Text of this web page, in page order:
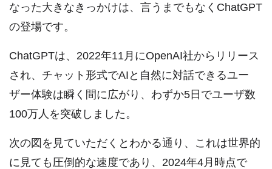
なった大きなきっかけは、言うまでもなくChatGPT
の登場です。
ChatGPTは、2022年11月にOpenAI社からリリース
され、チャット形式でAIと自然に対話できるユー
ザー体験は瞬く間に広がり、わずか5日でユーザ数
100万人を突破しました。
次の図を見ていただくとわかる通り、これは世界的
に見ても圧倒的な速度であり、2024年4月時点で